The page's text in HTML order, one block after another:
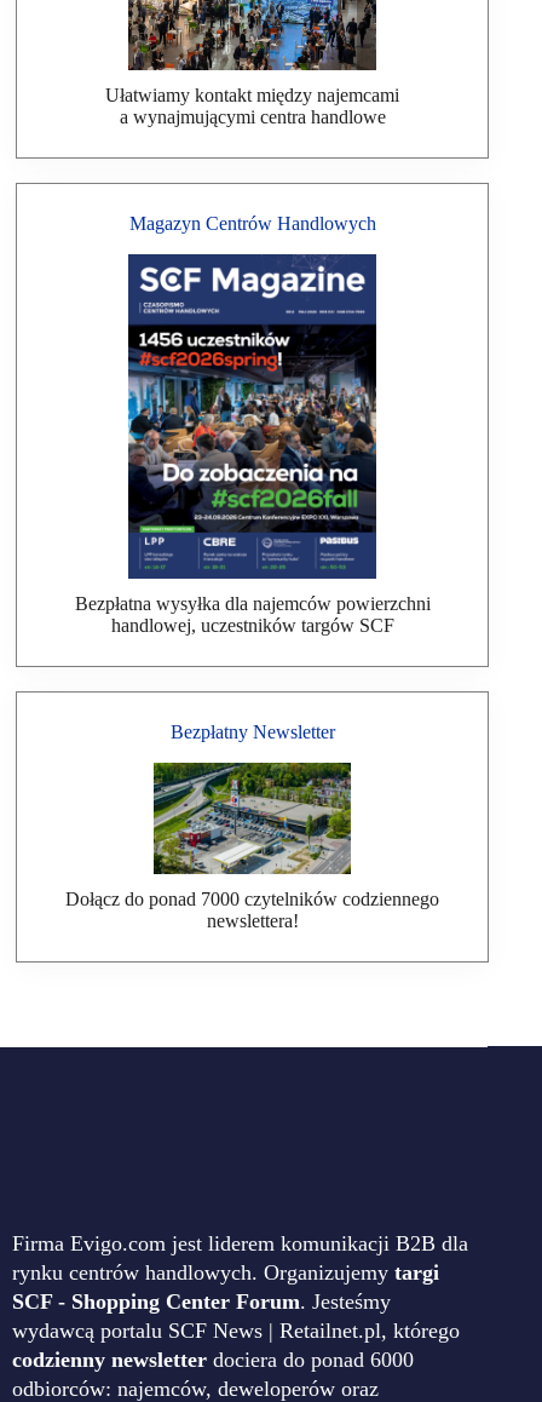
Ułatwiamy kontakt między najemcami
a wynajmującymi centra handlowe
Magazyn Centrów Handlowych
Bezpłatna wysyłka dla najemców powierzchni
handlowej, uczestników targów SCF
Bezpłatny Newsletter
Dołącz do ponad 7000 czytelników codziennego
newslettera!
Firma Evigo.com jest liderem komunikacji B2B dla
rynku centrów handlowych. Organizujemy targi
SCF - Shopping Center Forum. Jesteśmy
wydawcą portalu SCF News | Retailnet.pl, którego
codzienny newsletter dociera do ponad 6000
odbiorców: najemców, deweloperów oraz